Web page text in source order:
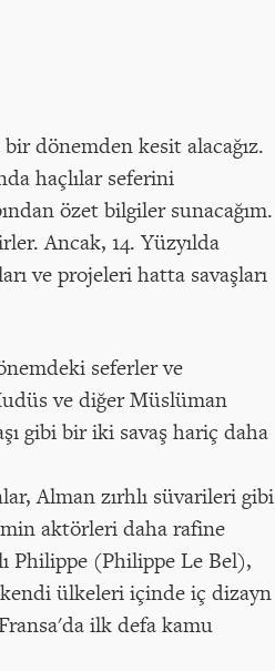
dönemden kesit alacağız.
haçlılar seferini
özet bilgiler sunacağım.
Ancak, 14. Yüzyılda
ve projeleri hatta savaşları
seferler ve
ve diğer Müslüman
gibi bir iki savaş hariç daha
Alman zırhlı süvarileri gibi
aktörleri daha rafine
Philippe (Philippe Le Bel),
ülkeleri içinde iç dizayn
ilk defa kamu